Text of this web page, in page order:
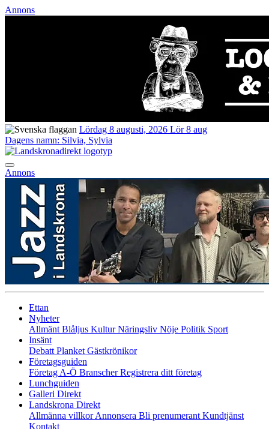
Annons
Lördag 8 augusti, 2026 Lör 8 aug
Dagens namn: Silvia, Sylvia
Annons
Ettan
Nyheter
Allmänt Blåljus KulturNäringsliv Nöje Politik Sport
Insänt
Debatt Planket Gästkrönikor
Företagsguiden
Företag A-Ö BranscherRegistrera ditt företag
Lunchguiden
Galleri Direkt
Landskrona Direkt
Allmänna villkorAnnonsera Bli prenumerant Kundtjänst
Kontakt